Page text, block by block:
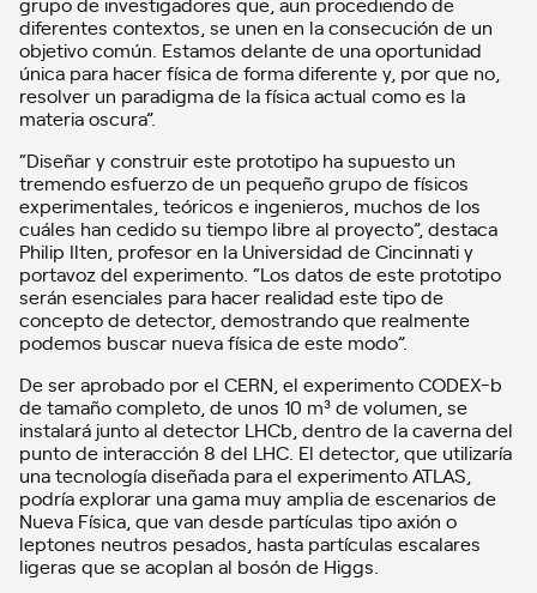
diferentes contextos, se unen en la consecución de un
objetivo común. Estamos delante de una oportunidad
única para hacer física de forma diferente y, por que no,
resolver un paradigma de la física actual como es la
materia oscura”.
“Diseñar y construir este prototipo ha supuesto un
tremendo esfuerzo de un pequeño grupo de físicos
experimentales, teóricos e ingenieros, muchos de los
cuáles han cedido su tiempo libre al proyecto”, destaca
Philip Ilten, profesor en la Universidad de Cincinnati y
portavoz del experimento. “Los datos de este prototipo
serán esenciales para hacer realidad este tipo de
concepto de detector, demostrando que realmente
podemos buscar nueva física de este modo”.
De ser aprobado por el CERN, el experimento CODEX-b
de tamaño completo, de unos 10 m³ de volumen, se
instalará junto al detector LHCb, dentro de la caverna del
punto de interacción 8 del LHC. El detector, que utilizaría
una tecnología diseñada para el experimento ATLAS,
podría explorar una gama muy amplia de escenarios de
Nueva Física, que van desde partículas tipo axión o
leptones neutros pesados, hasta partículas escalares
ligeras que se acoplan al bosón de Higgs.